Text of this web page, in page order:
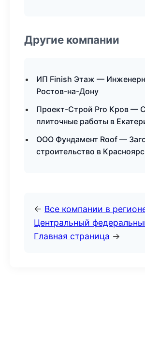
Другие компании
ИП Finish Этаж —
Ростов-на-Дону
Проект-Строй Pro Кров —
плиточные работы в
ООО Фундамент Roof —
строительство в
← Все компании в
Центральный
Главная страница →